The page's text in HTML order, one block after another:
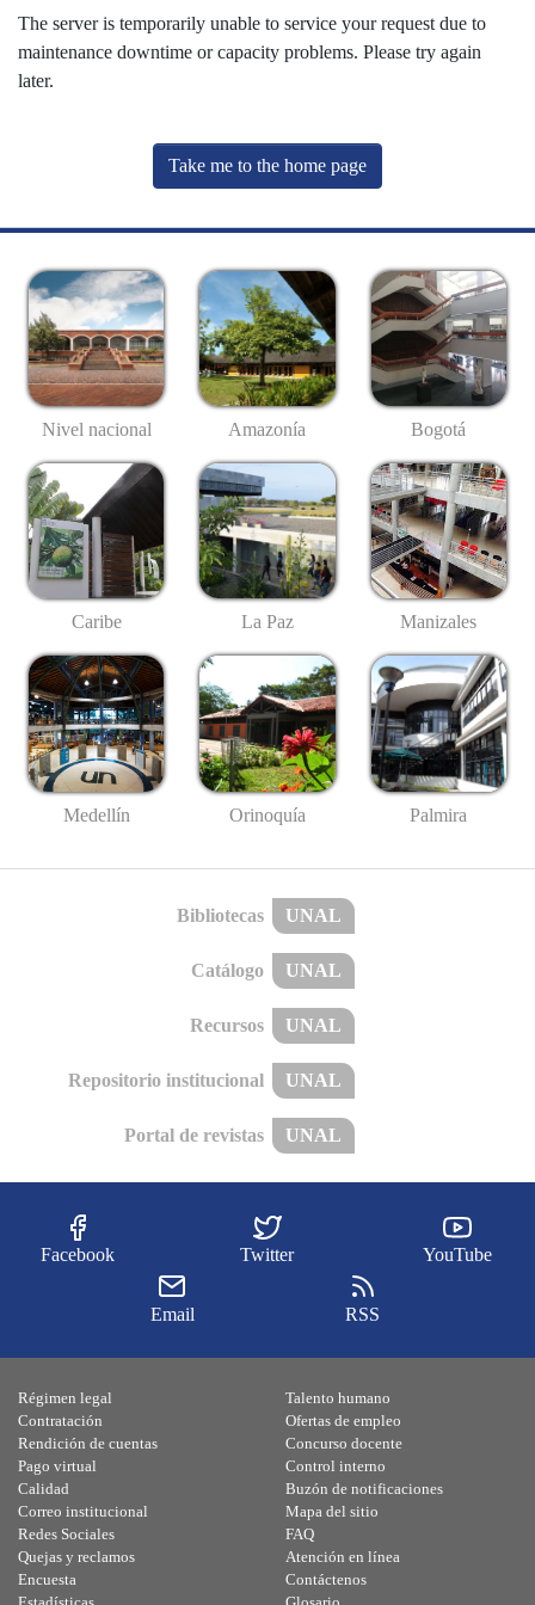
The server is temporarily unable to service your request due to
maintenance downtime or capacity problems. Please try again
later.
Take me to the home page
Nivel nacional Amazonía Bogotá
Caribe La Paz Manizales
Medellín Orinoquía Palmira
Bibliotecas UNAL
Catálogo UNAL
Recursos UNAL
Repositorio institucional UNAL
Portal de revistas UNAL
Facebook Twitter YouTube
Email RSS
Régimen legal
Contratación
Rendición de cuentas
Pago virtual
Calidad
Talento humano
Ofertas de empleo
Concurso docente
Control interno
Buzón de notificaciones
Correo institucional
Redes Sociales
Quejas y reclamos
Encuesta
Mapa del sitio
FAQ
Atención en línea
Contáctenos